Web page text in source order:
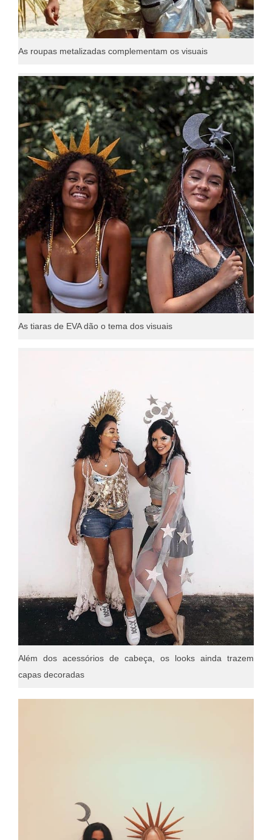
As roupas metalizadas complementam os visuais
As tiaras de EVA dão o tema dos visuais
Além dos acessórios de cabeça, os looks ainda trazem
capas decoradas